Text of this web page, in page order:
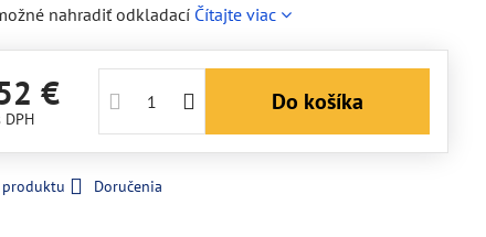
nahradiť odkladací Čítajte viac
€
DPH
Do košíka
Doručenia